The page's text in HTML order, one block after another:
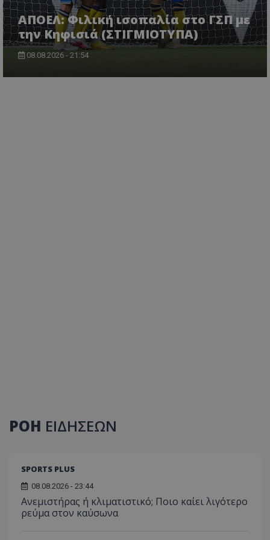
ΑΠΟΕΛ: Φιλική ισοπαλία στο ΓΣΠ με
την Κηφισιά (ΣΤΙΓΜΙΟΤΥΠΑ)
08.08.2026 - 21:54
ΡΟΗ ΕΙΔΗΣΕΩΝ
SPORTS PLUS
08.08.2026 - 23:44
Ανεμιστήρας ή κλιματιστικό; Ποιο καίει λιγότερο
ρεύμα στον καύσωνα